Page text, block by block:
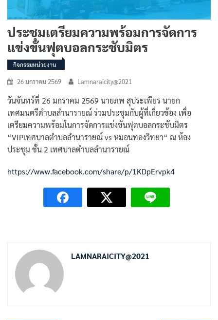
ประชุมเตรียมความพร้อมการจัดการ
แข่งขันฟุตบอลกระชับมิตร
กิจกรรมหน่วยงาน
26 มกราคม 2569 Lamnaraicity@2021
วันจันทร์ที่ 26 มกราคม 2569 นายภพ สุประเพียร นายก
เทศมนตรีตำบลลำนารายณ์ ร่วมประชุมกับผู้ที่เกี่ยวข้อง เพื่อ
เตรียมความพร้อมในการจัดการแข่งขันฟุตบอลกระชับมิตร
“VIPเทศบาลตำบลลำนารายณ์ vs หมอนทองวิทยา“ ณ ห้อง
ประชุม ชั้น 2 เทศบาลตำบลลำนารายณ์
https://www.facebook.com/share/p/1KDpErvpk4
LAMNARAICITY@2021